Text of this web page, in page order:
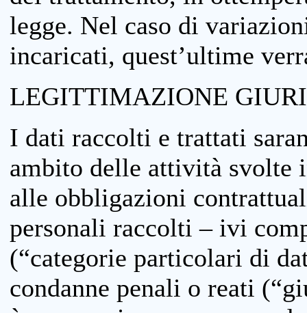
legge. Nel caso di
incaricati, quest’ultime
LEGITTIMAZIONE
I dati raccolti e trattati
ambito delle attività svolte
alle obbligazioni
personali raccolti – ivi
(“categorie particolari di
condanne penali o reati